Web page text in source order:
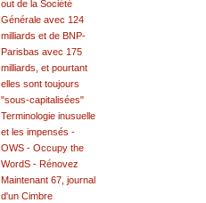
out de la Société
Générale avec 124
milliards et de BNP-
Parisbas avec 175
milliards, et pourtant
elles sont toujours
"sous-capitalisées"
Terminologie inusuelle
et les impensés -
OWS - Occupy the
WordS - Rénovez
Maintenant 67, journal
d'un Cimbre